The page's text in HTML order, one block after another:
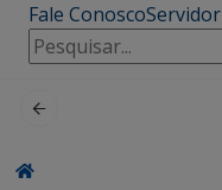
Fale ConoscoServidor
Pesquisar
por: